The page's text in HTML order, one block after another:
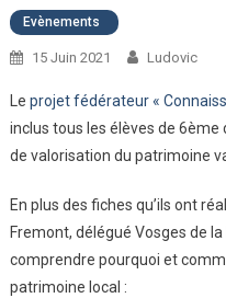
Evènements
15 Juin 2021 Ludovic
Le projet fédérateur «
inclus tous les élèves de
de valorisation du patrimoine
En plus des fiches qu’ils ont
Fremont, délégué Vosges de
comprendre pourquoi et
patrimoine local :